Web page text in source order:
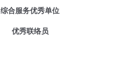
综合服务优秀单位
优秀联络员